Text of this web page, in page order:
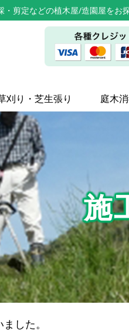
剪定などの植木屋/造園屋をお
刈り・芝生張り 庭木
施
した。